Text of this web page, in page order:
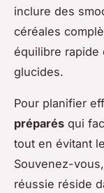
inclure des
céréales
équilibre rapide
glucides.
Pour planifier
préparés qui
tout en évitant
Souvenez-
réussie réside